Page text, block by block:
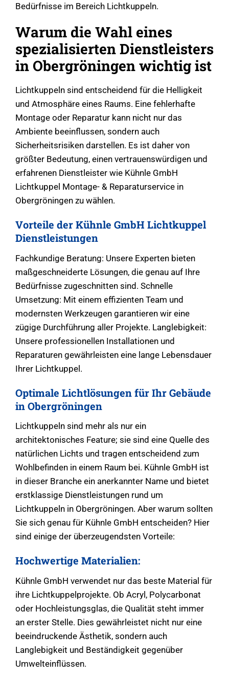
Bedürfnisse im Bereich Lichtkuppeln.
Warum die Wahl eines
spezialisierten Dienstleisters
in Obergröningen wichtig ist
Lichtkuppeln sind entscheidend für die Helligkeit
und Atmosphäre eines Raums. Eine fehlerhafte
Montage oder Reparatur kann nicht nur das
Ambiente beeinflussen, sondern auch
Sicherheitsrisiken darstellen. Es ist daher von
größter Bedeutung, einen vertrauenswürdigen und
erfahrenen Dienstleister wie Kühnle GmbH
Lichtkuppel Montage- & Reparaturservice in
Obergröningen zu wählen.
Vorteile der Kühnle GmbH Lichtkuppel
Dienstleistungen
Fachkundige Beratung: Unsere Experten bieten
maßgeschneiderte Lösungen, die genau auf Ihre
Bedürfnisse zugeschnitten sind. Schnelle
Umsetzung: Mit einem effizienten Team und
modernsten Werkzeugen garantieren wir eine
zügige Durchführung aller Projekte. Langlebigkeit:
Unsere professionellen Installationen und
Reparaturen gewährleisten eine lange Lebensdauer
Ihrer Lichtkuppel.
Optimale Lichtlösungen für Ihr Gebäude
in Obergröningen
Lichtkuppeln sind mehr als nur ein
architektonisches Feature; sie sind eine Quelle des
natürlichen Lichts und tragen entscheidend zum
Wohlbefinden in einem Raum bei. Kühnle GmbH ist
in dieser Branche ein anerkannter Name und bietet
erstklassige Dienstleistungen rund um
Lichtkuppeln in Obergröningen. Aber warum sollten
Sie sich genau für Kühnle GmbH entscheiden? Hier
sind einige der überzeugendsten Vorteile:
Hochwertige Materialien:
Kühnle GmbH verwendet nur das beste Material für
ihre Lichtkuppelprojekte. Ob Acryl, Polycarbonat
oder Hochleistungsglas, die Qualität steht immer
an erster Stelle. Dies gewährleistet nicht nur eine
beeindruckende Ästhetik, sondern auch
Langlebigkeit und Beständigkeit gegenüber
Umwelteinflüssen.